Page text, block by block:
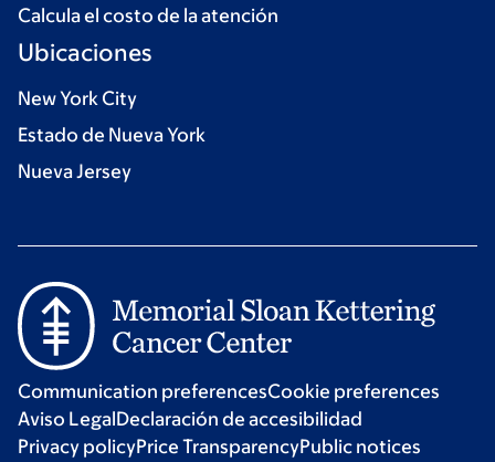
Calcula el costo de la atención
Ubicaciones
New York City
Estado de Nueva York
Nueva Jersey
Communication preferencesCookie preferences
Aviso LegalDeclaración de accesibilidad
Privacy policyPrice TransparencyPublic notices